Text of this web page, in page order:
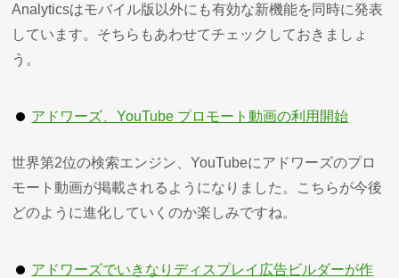
Analyticsはモバイル版以外にも有効な新機能を同時に発表
しています。そちらもあわせてチェックしておきましょ
う。
アドワーズ、YouTube プロモート動画の利用開始
世界第2位の検索エンジン、YouTubeにアドワーズのプロ
モート動画が掲載されるようになりました。こちらが今後
どのように進化していくのか楽しみですね。
アドワーズでいきなりディスプレイ広告ビルダーが作